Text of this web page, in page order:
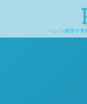
ベンツ修理や車